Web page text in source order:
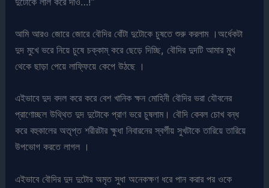
আমি আরও জোরে জোরে বৌদির বোঁটা দুটোকে চুষতে শুরু করলাম ।অর্ধেকটা
দুদ মুখে ভরে নিয়ে চুষে চক্কাম্ করে ছেড়ে দিচ্ছি, বৌদির দুদটি আমার মুখ
থেকে ছাড়া পেয়ে লাফ্ফিয়ে কেপে উঠছে ।
এইভাবে দুদ বদল করে করে বেশ খানিক ক্ষন মোহিনী বৌদির ভরা যৌবনের
প্রাণোচ্ছল উথ্থিত দুদ দুটোকে প্রাণ ভরে চুষলাম। বৌদি কেবল চোখ বন্ধ
করে বহুকালের অতৃপ্ত শরীরটার ক্ষুধা নিবারনের স্বর্গীয় সুখটাকে তারিয়ে তারিয়ে
উপভোগ করতে লাগল ।
এইভাবে বৌদির দুদ দুটোর অমৃত সুধা অনেকক্ষণ ধরে পান করার পর ওকে